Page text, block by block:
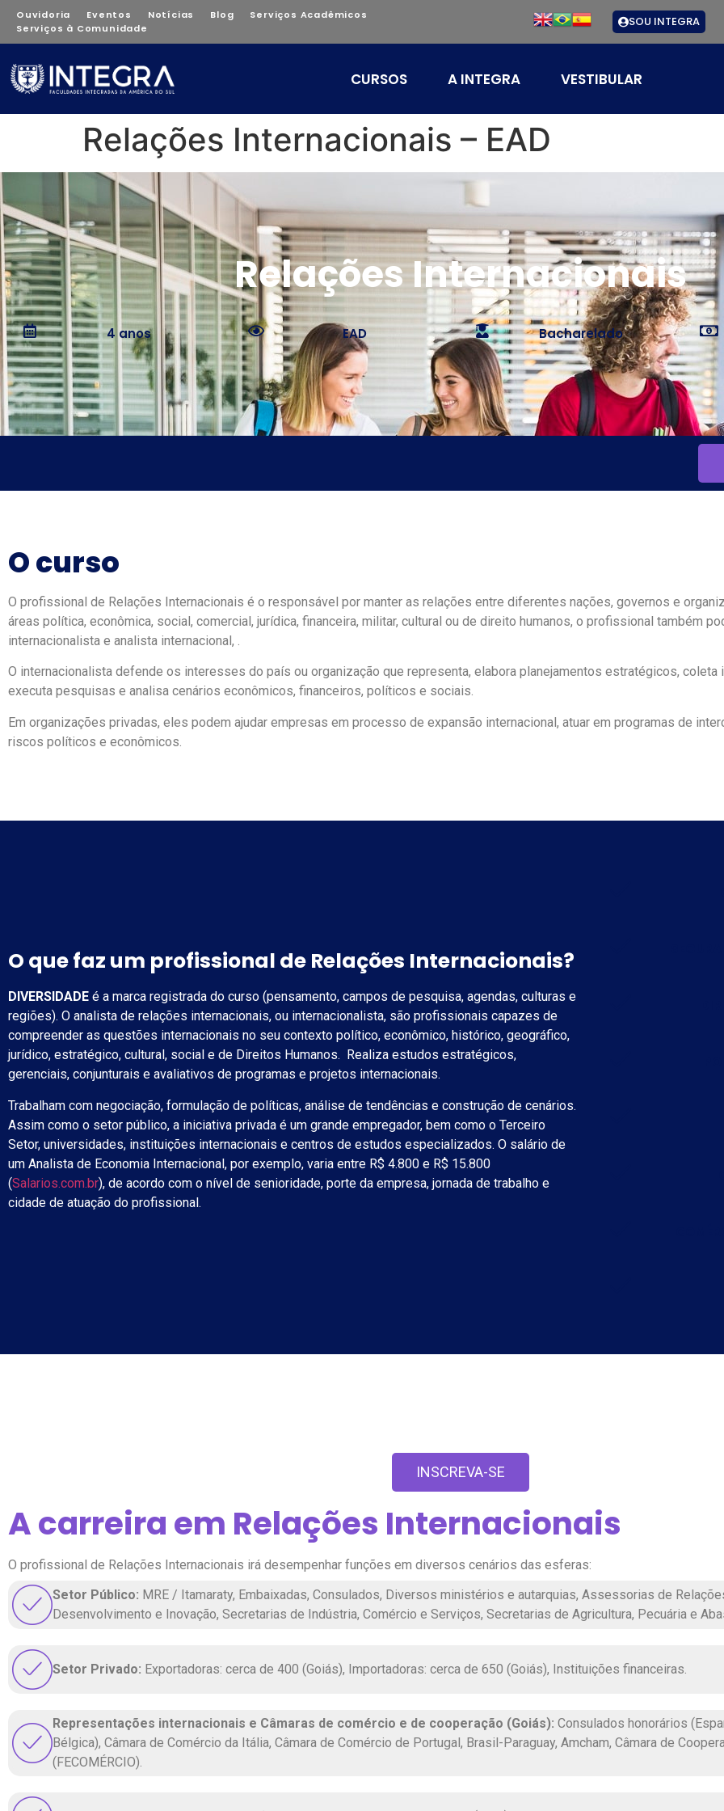
Ouvidoria Eventos Notícias Blog
Serviços Acadêmicos
Serviços à Comunidade
SOU INTEGRA
CURSOS A INTEGRA VESTIBULAR
Relações Internacionais – EAD
Relações Internacionais
4 anos EAD Bacharelado
O curso
O profissional de Relações Internacionais é o responsável por manter as relações entre diferentes nações, governos e
áreas política, econômica, social, comercial, jurídica, financeira, militar, cultural ou de direito humanos, o profissional também
internacionalista e analista internacional, .
O internacionalista defende os interesses do país ou organização que representa, elabora planejamentos estratégicos,
executa pesquisas e analisa cenários econômicos, financeiros, políticos e sociais.
Em organizações privadas, eles podem ajudar empresas em processo de expansão internacional, atuar em programas de
riscos políticos e econômicos.
O que faz um profissional de Relações Internacionais?
DIVERSIDADE é a marca registrada do curso (pensamento, campos de pesquisa, agendas, culturas e
regiões). O analista de relações internacionais, ou internacionalista, são profissionais capazes de
compreender as questões internacionais no seu contexto político, econômico, histórico, geográfico,
jurídico, estratégico, cultural, social e de Direitos Humanos. Realiza estudos estratégicos,
gerenciais, conjunturais e avaliativos de programas e projetos internacionais.
Trabalham com negociação, formulação de políticas, análise de tendências e construção de cenários.
Assim como o setor público, a iniciativa privada é um grande empregador, bem como o Terceiro
Setor, universidades, instituições internacionais e centros de estudos especializados. O salário de
um Analista de Economia Internacional, por exemplo, varia entre R$ 4.800 e R$ 15.800
(Salarios.com.br), de acordo com o nível de senioridade, porte da empresa, jornada de trabalho e
cidade de atuação do profissional.
INSCREVA-SE
A carreira em Relações Internacionais
O profissional de Relações Internacionais irá desempenhar funções em diversos cenários das esferas:
Setor Público: MRE / Itamaraty, Embaixadas, Consulados, Diversos ministérios e autarquias, Assessorias de
Desenvolvimento e Inovação, Secretarias de Indústria, Comércio e Serviços, Secretarias de Agricultura, Pecuária e
Setor Privado: Exportadoras: cerca de 400 (Goiás), Importadoras: cerca de 650 (Goiás), Instituições financeiras.
Representações internacionais e Câmaras de comércio e de cooperação (Goiás): Consulados honorários
Bélgica), Câmara de Comércio da Itália, Câmara de Comércio de Portugal, Brasil-Paraguay, Amcham, Câmara de
(FECOMÉRCIO).